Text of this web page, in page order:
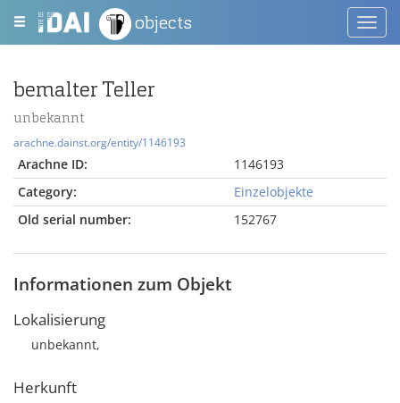
objects
bemalter Teller
unbekannt
arachne.dainst.org/entity/1146193
Arachne ID:
1146193
Category:
Einzelobjekte
Old serial number:
152767
Informationen zum Objekt
Lokalisierung
unbekannt,
Herkunft